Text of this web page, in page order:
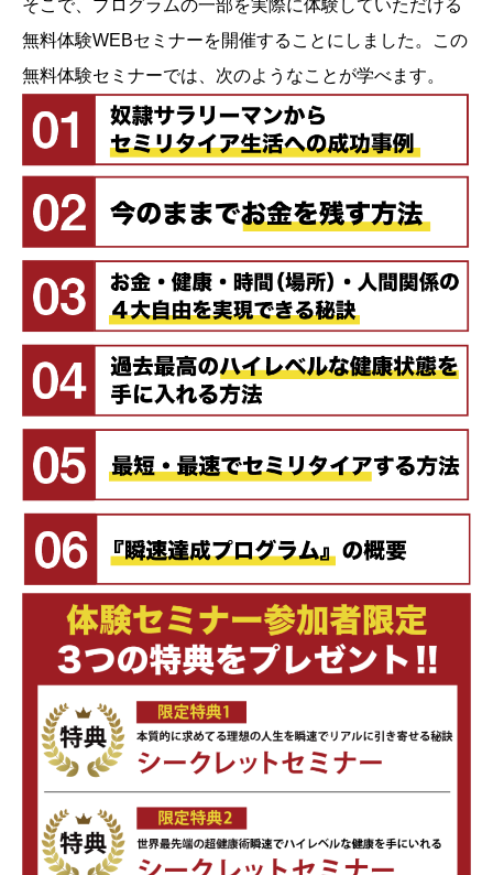
そこで、プログラムの一部を実際に体験していただける
無料体験WEBセミナーを開催することにしました。この
無料体験セミナーでは、次のようなことが学べます。